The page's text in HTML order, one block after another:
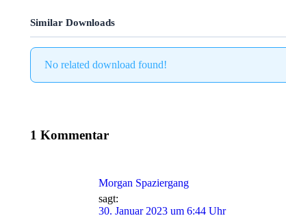
Similar Downloads
No related download found!
1 Kommentar
Morgan Spaziergang
sagt:
30. Januar 2023 um 6:44 Uhr